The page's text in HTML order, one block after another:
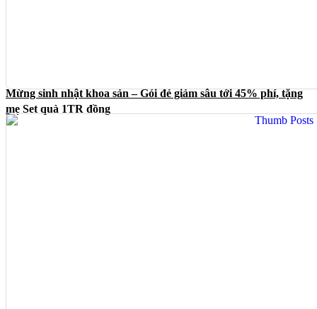
Mừng sinh nhật khoa sản – Gói đẻ giảm sâu tới 45% phí, tặng
mẹ Set quà 1TR đồng